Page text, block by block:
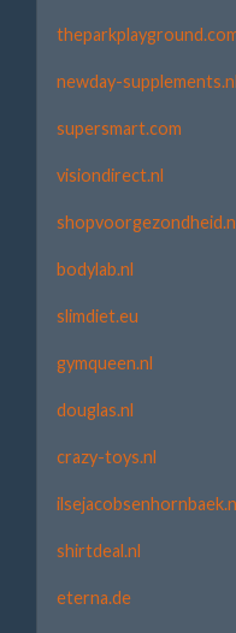
newday-supplements.nl
supersmart.com
visiondirect.nl
bodylab.nl
slimdiet.eu
gymqueen.nl
douglas.nl
crazy-toys.nl
shirtdeal.nl
eterna.de